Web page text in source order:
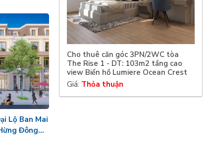
Lộ Ban Mai
Đông
Cho thuê căn góc 3PN/2WC tòa
The Rise 1 - DT: 103m2 tầng cao
view Biển hồ Lumiere Ocean Crest
Giá: Thỏa thuận